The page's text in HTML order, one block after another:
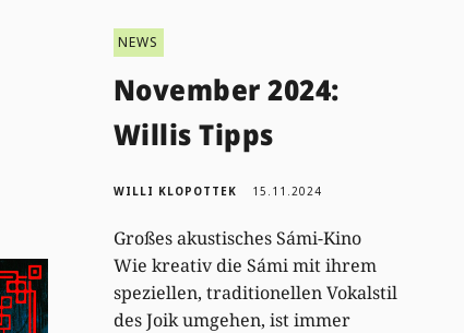
NEWS
November 2024:
Willis Tipps
WILLI KLOPOTTEK 15.11.2024
Großes akustisches Sámi-Kino
Wie kreativ die Sámi mit ihrem
speziellen, traditionellen Vokalstil
des Joik umgehen, ist immer